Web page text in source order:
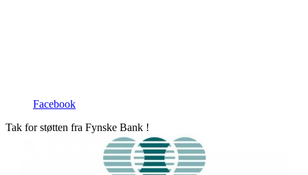
Facebook
Tak for støtten fra Fynske Bank !